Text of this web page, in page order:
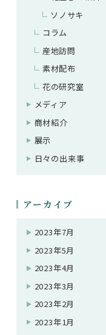
ソノサキ
コラム
産地訪問
素材配布
花の研究室
メディア
商材紹介
展示
日々の出来事
アーカイブ
2023年7月
2023年5月
2023年4月
2023年3月
2023年2月
2023年1月